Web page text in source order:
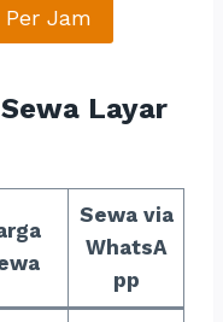
Jam
Layar
Sewa via
WhatsA
pp